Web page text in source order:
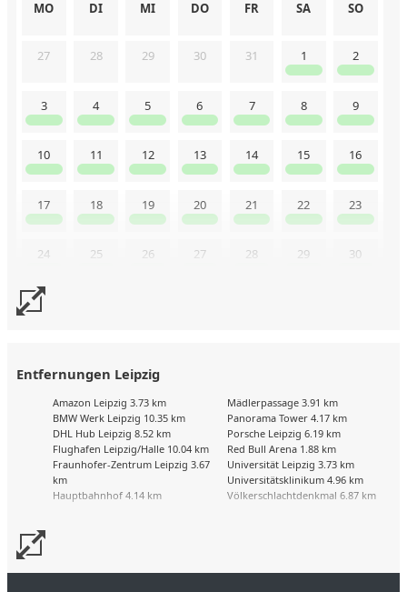
MO DI MI DO FR SA SO
27 28 29 30 31 1 2
3 4 5 6 7 8 9
10 11 12 13 14 15 16
17 18 19 20 21 22 23
24 25 26 27 28 29 30
Entfernungen Leipzig
Amazon Leipzig 3.73 km
BMW Werk Leipzig 10.35 km
DHL Hub Leipzig 8.52 km
Flughafen Leipzig/Halle 10.04 km
Fraunhofer-Zentrum Leipzig 3.67
km
Hauptbahnhof 4.14 km
Mädlerpassage 3.91 km
Panorama Tower 4.17 km
Porsche Leipzig 6.19 km
Red Bull Arena 1.88 km
Universität Leipzig 3.73 km
Universitätsklinikum 4.96 km
Völkerschlachtdenkmal 6.87 km